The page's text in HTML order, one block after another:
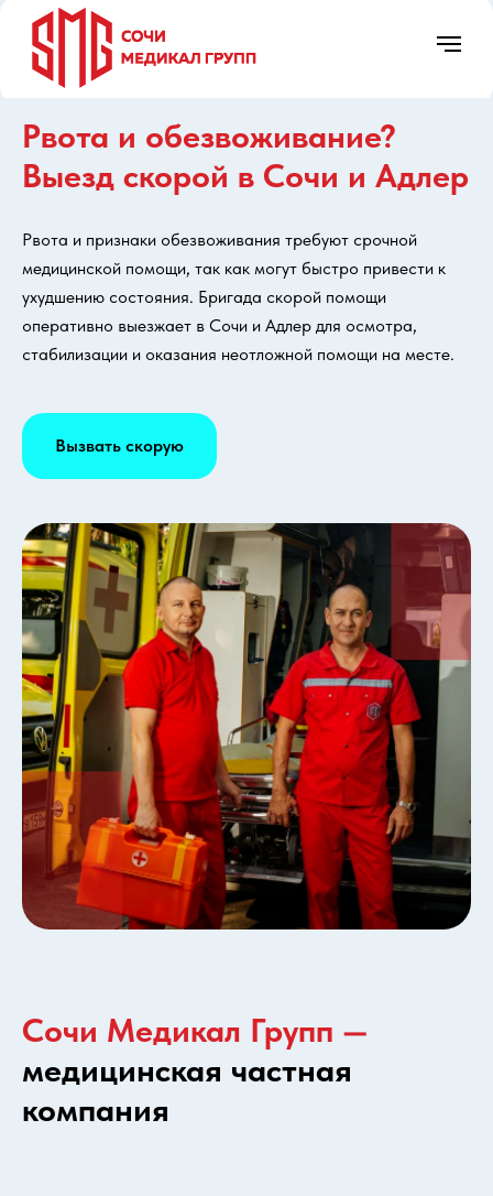
О нас Цены Правовая
8 (988) 236-03-03
Круглосуточно
Рвота и обезвоживание?
Выезд скорой в Сочи и Адлер
Рвота и признаки обезвоживания требуют срочной
медицинской помощи, так как могут быстро привести к
ухудшению состояния. Бригада скорой помощи
оперативно выезжает в Сочи и Адлер для осмотра,
стабилизации и оказания неотложной помощи на месте.
Вызвать скорую
Сочи Медикал Групп —
медицинская частная
компания